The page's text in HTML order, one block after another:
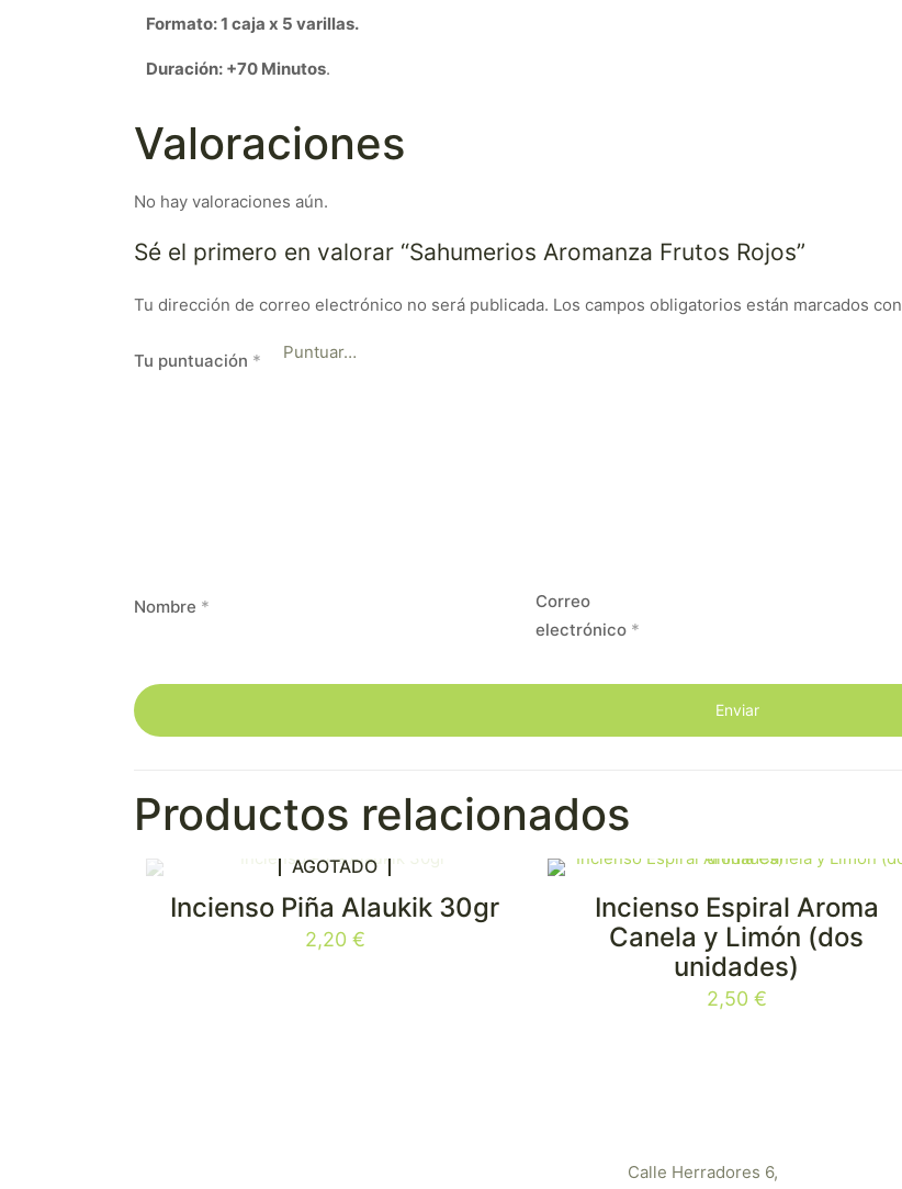
Formato: 1 caja x 5 varillas.
Duración: +70 Minutos.
Valoraciones
No hay valoraciones aún.
Sé el primero en valorar “Sahumerios Aromanza Frutos Rojos”
Tu dirección de correo electrónico no será publicada. Los campos obligatorios están marcados con
Tu puntuación *
Nombre *
Correo
electrónico *
Productos relacionados
AGOTADO
Incienso Piña Alaukik 30gr
2,20 €
¡NUEVO!
Incienso Espiral Aroma
Canela y Limón (dos
unidades)
2,50 €
Calle Herradores 6,